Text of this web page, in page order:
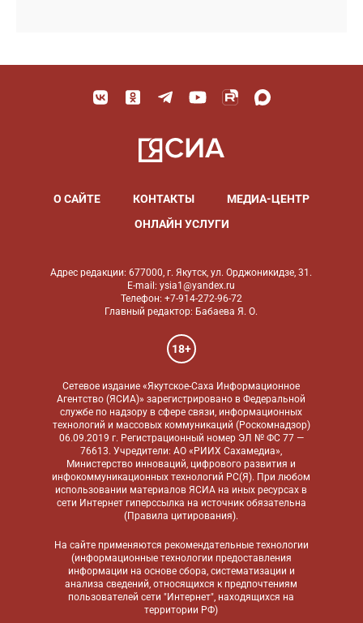
О САЙТЕ КОНТАКТЫ
МЕДИА-ЦЕНТР
ОНЛАЙН УСЛУГИ
Адрес редакции: 677000, г. Якутск, ул. Орджоникидзе, 31.
E-mail: ysia1@yandex.ru
Телефон: +7-914-272-96-72
Главный редактор: Бабаева Я. О.
18+
Сетевое издание «Якутское-Саха Информационное
Агентство (ЯСИА)» зарегистрировано в Федеральной
службе по надзору в сфере связи, информационных
технологий и массовых коммуникаций (Роскомнадзор)
06.09.2019 г. Регистрационный номер ЭЛ № ФС 77 —
76613. Учредители: АО «РИИХ Сахамедиа»,
Министерство инноваций, цифрового развития и
инфокоммуникационных технологий РС(Я). При любом
использовании материалов ЯСИА на иных ресурсах в
сети Интернет гиперссылка на источник обязательна
(Правила цитирования).
На сайте применяются рекомендательные технологии
(информационные технологии предоставления
информации на основе сбора, систематизации и
анализа сведений, относящихся к предпочтениям
пользователей сети "Интернет", находящихся на
территории РФ)